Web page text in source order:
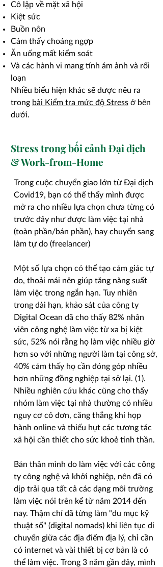
Cô lập về mặt xã hội
Kiệt sức
Buồn nôn
Cảm thấy choáng ngợp
Ăn uống mất kiểm soát
Và các hành vi mang tính ám ảnh và rối
loạn
Nhiều biểu hiện khác sẽ được nêu ra
trong bài Kiểm tra mức độ Stress ở bên
dưới.
Stress trong bối cảnh Đại dịch
& Work-from-Home
Trong cuộc chuyển giao lớn từ Đại dịch
Covid19, bạn có thể thấy mình được
mở ra cho nhiều lựa chọn chưa từng có
trước đây như được làm việc tại nhà
(toàn phần/bán phần), hay chuyển sang
làm tự do (freelancer)
Một số lựa chọn có thể tạo cảm giác tự
do, thoải mái nên giúp tăng năng suất
làm việc trong ngắn hạn. Tuy nhiên
trong dài hạn, khảo sát của công ty
Digital Ocean đã cho thấy 82% nhân
viên công nghệ làm việc từ xa bị kiệt
sức, 52% nói rằng họ làm việc nhiều giờ
hơn so với những người làm tại công sở,
40% cảm thấy họ cần đóng góp nhiều
hơn những đồng nghiệp tại sở lại. (1).
Nhiều nghiên cứu khác cũng cho thấy
nhóm làm việc tại nhà thường có nhiều
nguy cơ cô đơn, căng thẳng khi họp
hành online và thiếu hụt các tương tác
xã hội cần thiết cho sức khoẻ tinh thần.
Bản thân mình do làm việc với các công
ty công nghệ và khởi nghiệp, nên đã có
dịp trải qua tất cả các dạng môi trường
làm việc nói trên kể từ năm 2014 đến
nay. Thậm chí đã từng làm "du mục kỹ
thuật số" (digital nomads) khi liên tục di
chuyển giữa các địa điểm địa lý, chỉ cần
có internet và vài thiết bị cơ bản là có
thể làm việc. Trong 3 năm gần đây, mình